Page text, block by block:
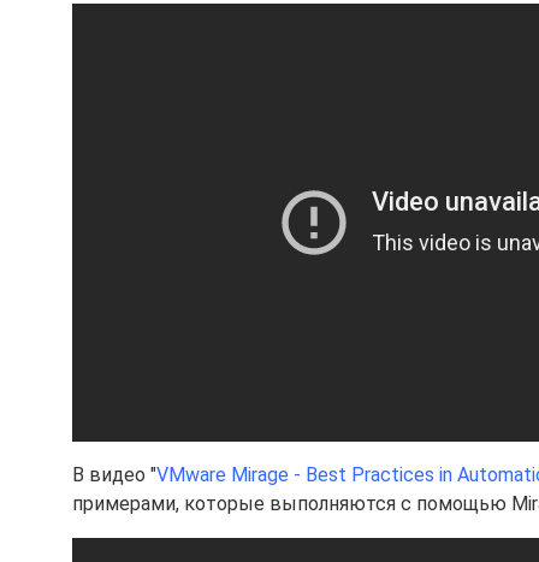
В видео "VMware Mirage - Best Practices in
примерами, которые выполняются с помощью